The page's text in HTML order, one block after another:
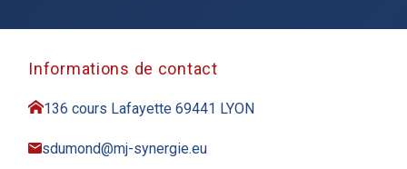
Informations de contact
136 cours Lafayette 69441 LYON
sdumond@mj-synergie.eu